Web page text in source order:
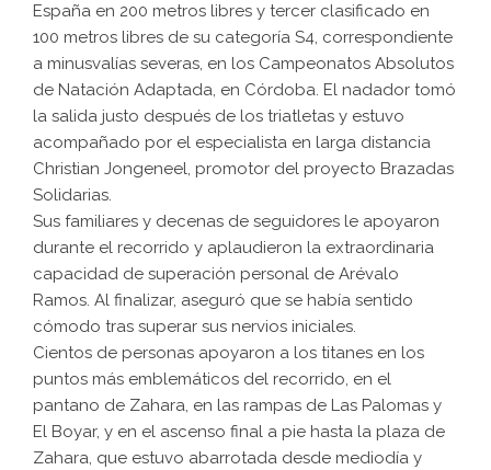
España en 200 metros libres y tercer clasificado en
100 metros libres de su categoría S4, correspondiente
a minusvalías severas, en los Campeonatos Absolutos
de Natación Adaptada, en Córdoba. El nadador tomó
la salida justo después de los triatletas y estuvo
acompañado por el especialista en larga distancia
Christian Jongeneel, promotor del proyecto Brazadas
Solidarias.
Sus familiares y decenas de seguidores le apoyaron
durante el recorrido y aplaudieron la extraordinaria
capacidad de superación personal de Arévalo
Ramos. Al finalizar, aseguró que se había sentido
cómodo tras superar sus nervios iniciales.
Cientos de personas apoyaron a los titanes en los
puntos más emblemáticos del recorrido, en el
pantano de Zahara, en las rampas de Las Palomas y
El Boyar, y en el ascenso final a pie hasta la plaza de
Zahara, que estuvo abarrotada desde mediodía y